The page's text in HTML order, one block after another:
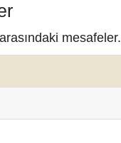
mesafeler.